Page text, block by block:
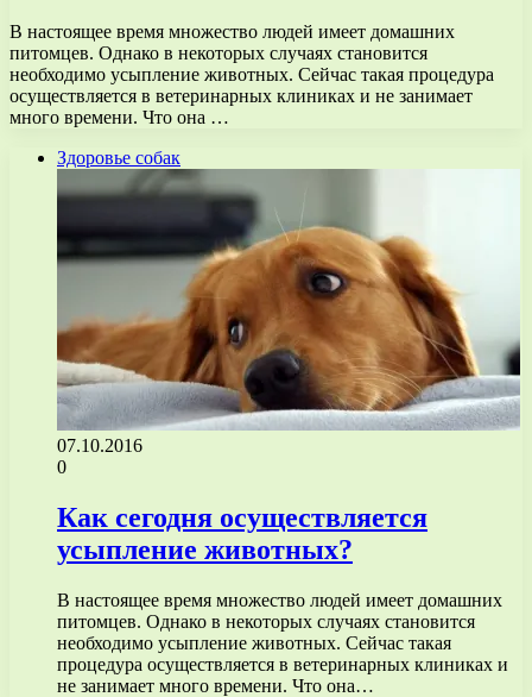
В настоящее время множество людей имеет домашних
питомцев. Однако в некоторых случаях становится
необходимо усыпление животных. Сейчас такая процедура
осуществляется в ветеринарных клиниках и не занимает
много времени. Что она …
Здоровье собак
07.10.2016
0
Как сегодня осуществляется
усыпление животных?
В настоящее время множество людей имеет домашних
питомцев. Однако в некоторых случаях становится
необходимо усыпление животных. Сейчас такая
процедура осуществляется в ветеринарных клиниках и
не занимает много времени. Что она…